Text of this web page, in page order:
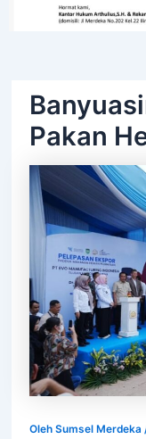
Pakan
Oleh Sumsel Merdeka